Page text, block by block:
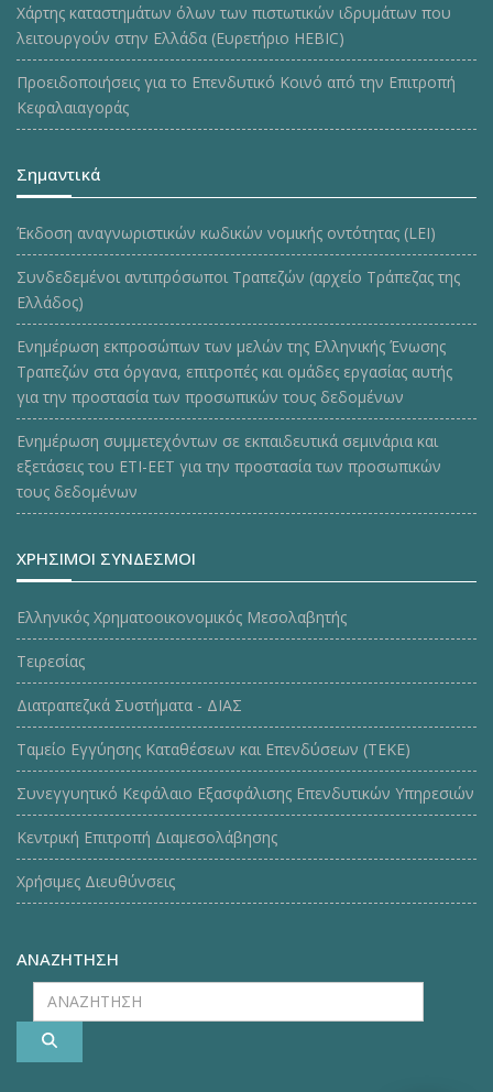
Χάρτης καταστημάτων όλων των πιστωτικών ιδρυμάτων που
λειτουργούν στην Ελλάδα (Ευρετήριο HEBIC)
Προειδοποιήσεις για το Επενδυτικό Κοινό από την Επιτροπή
Κεφαλαιαγοράς
Σημαντικά
Έκδοση αναγνωριστικών κωδικών νομικής οντότητας (LEI)
Συνδεδεμένοι αντιπρόσωποι Τραπεζών (αρχείο Τράπεζας της
Ελλάδος)
Ενημέρωση εκπροσώπων των μελών της Ελληνικής Ένωσης
Τραπεζών στα όργανα, επιτροπές και ομάδες εργασίας αυτής
για την προστασία των προσωπικών τους δεδομένων
Ενημέρωση συμμετεχόντων σε εκπαιδευτικά σεμινάρια και
εξετάσεις του ΕΤΙ-ΕΕΤ για την προστασία των προσωπικών
τους δεδομένων
ΧΡΗΣΙΜΟΙ ΣΥΝΔΕΣΜΟΙ
Ελληνικός Χρηματοοικονομικός Μεσολαβητής
Τειρεσίας
Διατραπεζικά Συστήματα - ΔΙΑΣ
Ταμείο Εγγύησης Καταθέσεων και Επενδύσεων (ΤΕΚE)
Συνεγγυητικό Κεφάλαιο Εξασφάλισης Επενδυτικών Υπηρεσιών
Κεντρική Επιτροπή Διαμεσολάβησης
Χρήσιμες Διευθύνσεις
ΑΝΑΖΗΤΗΣΗ
ΑΝΑΖΗΤΗΣΗ